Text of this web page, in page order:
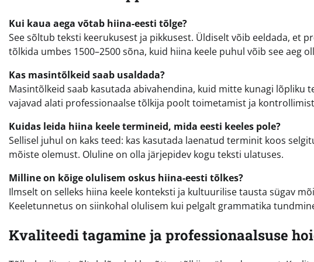
Kui kaua aega võtab hiina-eesti tõlge?
See sõltub teksti keerukusest ja pikkusest. Üldiselt võib eeldada, et
tõlkida umbes 1500–2500 sõna, kuid hiina keele puhul võib see aeg
Kas masintõlkeid saab usaldada?
Masintõlkeid saab kasutada abivahendina, kuid mitte kunagi lõpliku
vajavad alati professionaalse tõlkija poolt toimetamist ja
Kuidas leida hiina keele termineid, mida eesti keeles pole?
Sellisel juhul on kaks teed: kas kasutada laenatud terminit koos
mõiste olemust. Oluline on olla järjepidev kogu teksti ulatuses.
Milline on kõige olulisem oskus hiina-eesti tõlkes?
Ilmselt on selleks hiina keele konteksti ja kultuurilise tausta sügav
Keeletunnetus on siinkohal olulisem kui pelgalt grammatika
Kvaliteedi tagamine ja professionaalsuse